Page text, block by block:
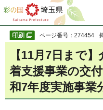
彩の国 埼玉県
ページ番号：274454
【11月7日まで
着支援事業の交
和7年度実施事業